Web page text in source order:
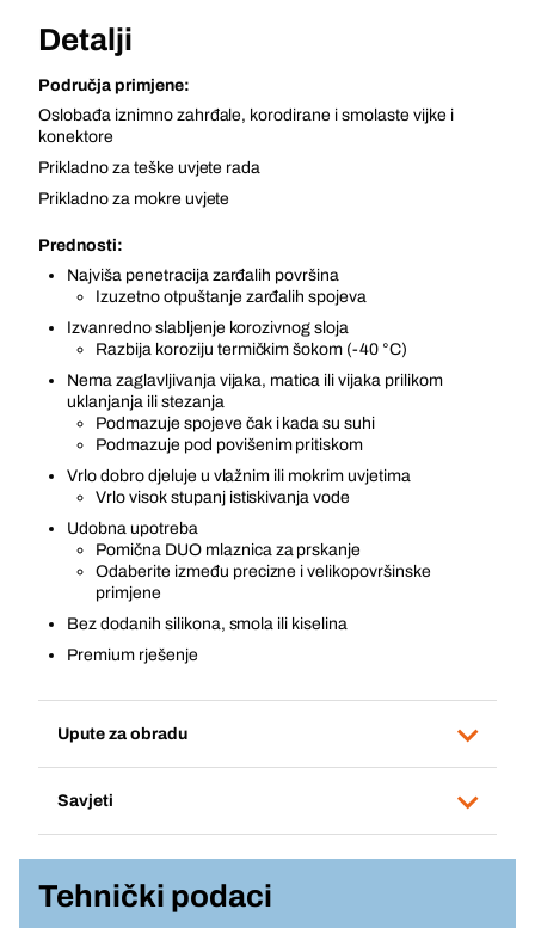
Detalji
Područja primjene:
Oslobađa iznimno zahrđale, korodirane i smolaste vijke i
konektore
Prikladno za teške uvjete rada
Prikladno za mokre uvjete
Prednosti:
Najviša penetracija zarđalih površina
Izuzetno otpuštanje zarđalih spojeva
Izvanredno slabljenje korozivnog sloja
Razbija koroziju termičkim šokom (-40 °C)
Nema zaglavljivanja vijaka, matica ili vijaka prilikom
uklanjanja ili stezanja
Podmazuje spojeve čak i kada su suhi
Podmazuje pod povišenim pritiskom
Vrlo dobro djeluje u vlažnim ili mokrim uvjetima
Vrlo visok stupanj istiskivanja vode
Udobna upotreba
Pomična DUO mlaznica za prskanje
Odaberite između precizne i velikopovršinske
primjene
Bez dodanih silikona, smola ili kiselina
Premium rješenje
Upute za obradu
Savjeti
Tehnički podaci